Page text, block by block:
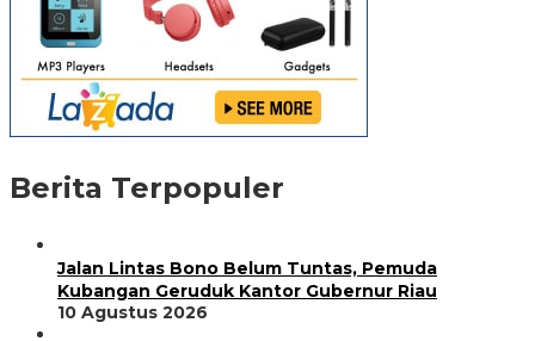
Berita Terpopuler
Jalan Lintas Bono Belum Tuntas, Pemuda
Kubangan Geruduk Kantor Gubernur Riau
10 Agustus 2026